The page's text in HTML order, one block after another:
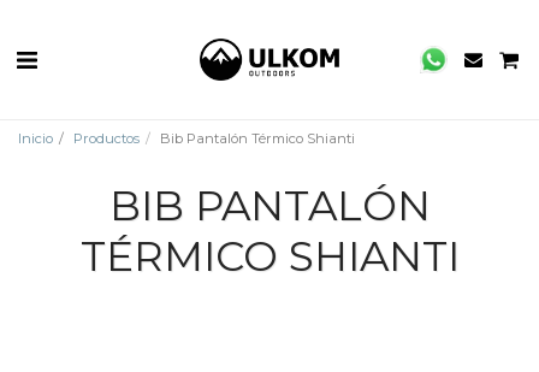
Inicio Productos Bib Pantalón Térmico Shianti
BIB PANTALÓN
TÉRMICO SHIANTI